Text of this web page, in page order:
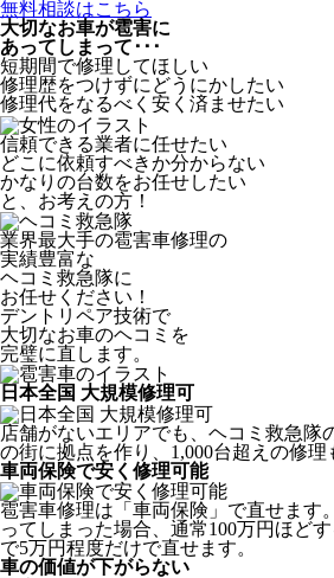
無料相談はこちら
大切なお車が雹害に
あってしまって･･･
短期間で修理してほしい
修理歴をつけずにどうにかしたい
修理代をなるべく安く済ませたい
信頼できる業者に任せたい
どこに依頼すべきか分からない
かなりの台数をお任せしたい
と、お考えの方！
業界最大手の雹害車修理の
実績豊富な
ヘコミ救急隊に
お任せください！
デントリペア技術で
大切なお車のヘコミを
完璧に直します。
日本全国 大規模修理可
店舗がないエリアでも、ヘコミ救急隊
の街に拠点を作り、1,000台超えの修理
車両保険で安く修理可能
雹害車修理は「車両保険」で直せます
ってしまった場合、通常100万円ほど
で5万円程度だけで直せます。
車の価値が下がらない